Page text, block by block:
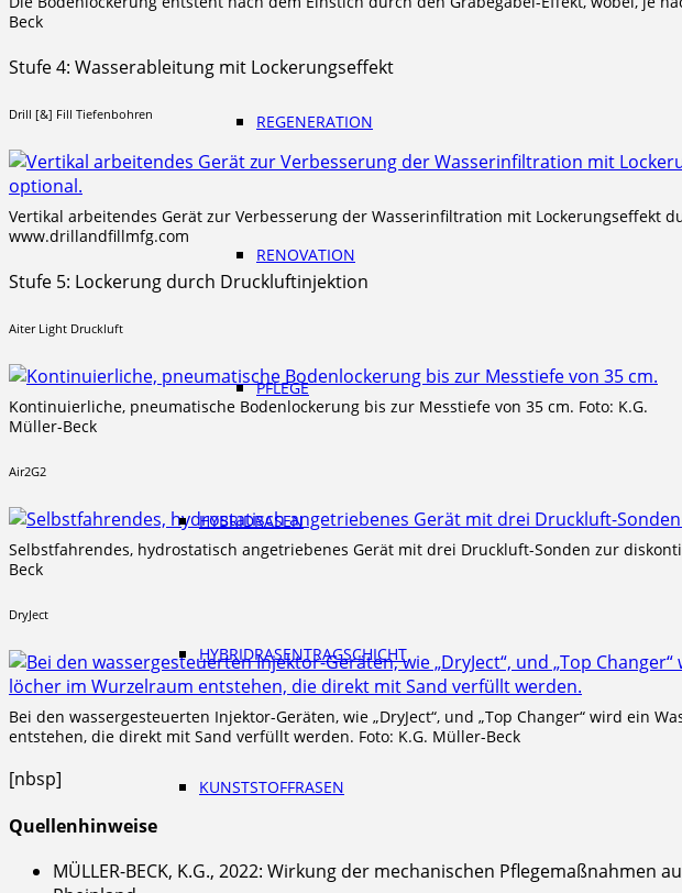
REGENERATION
RENOVATION
PFLEGE
HYBRIDRASEN
HYBRIDRASENTRAGSCHICHT
KUNSTSTOFFRASEN
Beck
Stufe 4: Wasserableitung mit Lockerungseffekt
Drill [&] Fill Tiefenbohren
Vertikal arbeitendes Gerät zur Verbesserung der Wasserinfiltration mit Lockerungseffekt
www.drillandfillmfg.com
Stufe 5: Lockerung durch Druckluftinjektion
Aiter Light Druckluft
Kontinuierliche, pneumatische Bodenlockerung bis zur Messtiefe von 35 cm. Foto: K.G.
Müller-Beck
Air2G2
Selbstfahrendes, hydrostatisch angetriebenes Gerät mit drei Druckluft-Sonden zur
Beck
DryJect
Bei den wassergesteuerten Injektor-Geräten, wie „DryJect“, und „Top Changer“ wird ein
entstehen, die direkt mit Sand verfüllt werden. Foto: K.G. Müller-Beck
[nbsp]
Quellenhinweise
MÜLLER-BECK, K.G., 2022: Wirkung der mechanischen